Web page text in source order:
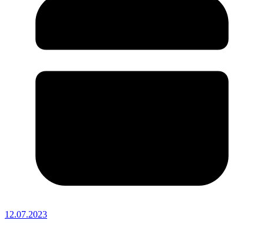
12.07.2023